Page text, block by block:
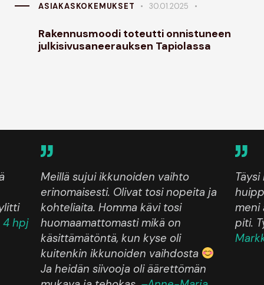
ASIAKASKOKEMUKSET 30.01.2025
Rakennusmoodi toteutti onnistuneen
julkisivusaneerauksen Tapiolassa